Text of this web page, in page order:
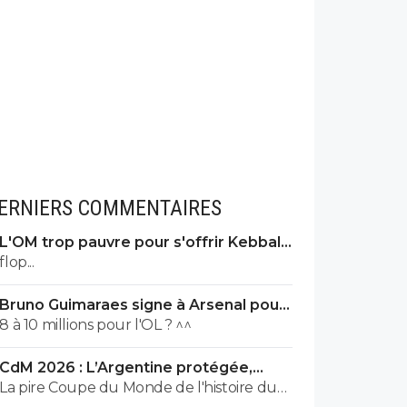
COMMENTAIRES
L'OM trop pauvre pour s'offrir Kebbal,
c'est officiel
flop...
Bruno Guimaraes signe à Arsenal pour
90 ME (officiel)
8 à 10 millions pour l'OL ? ^^
CdM 2026 : L’Argentine protégée,
François Letexier a pris cher
La pire Coupe du Monde de l'histoire du